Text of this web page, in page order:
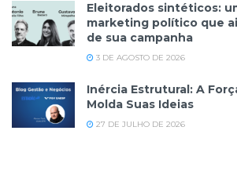
Eleitorados sintéticos:
marketing político que
de sua campanha
3 DE AGOSTO DE 2026
Inércia Estrutural: A
Molda Suas Ideias
27 DE JULHO DE 2026